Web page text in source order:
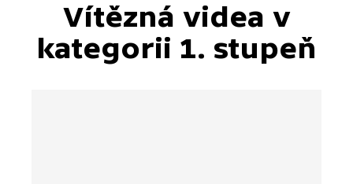
Vítězná videa v
kategorii 1. stupeň